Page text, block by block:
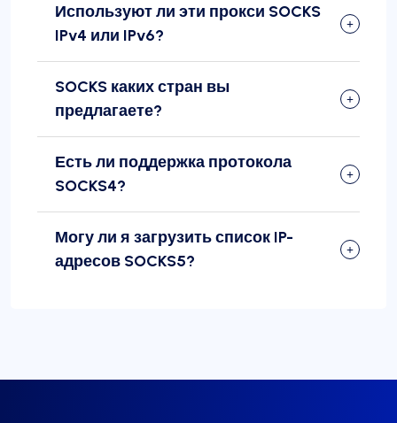
Используют ли эти прокси SOCKS
IPv4 или IPv6?
SOCKS каких стран вы
предлагаете?
Есть ли поддержка протокола
SOCKS4?
Могу ли я загрузить список IP-
адресов SOCKS5?